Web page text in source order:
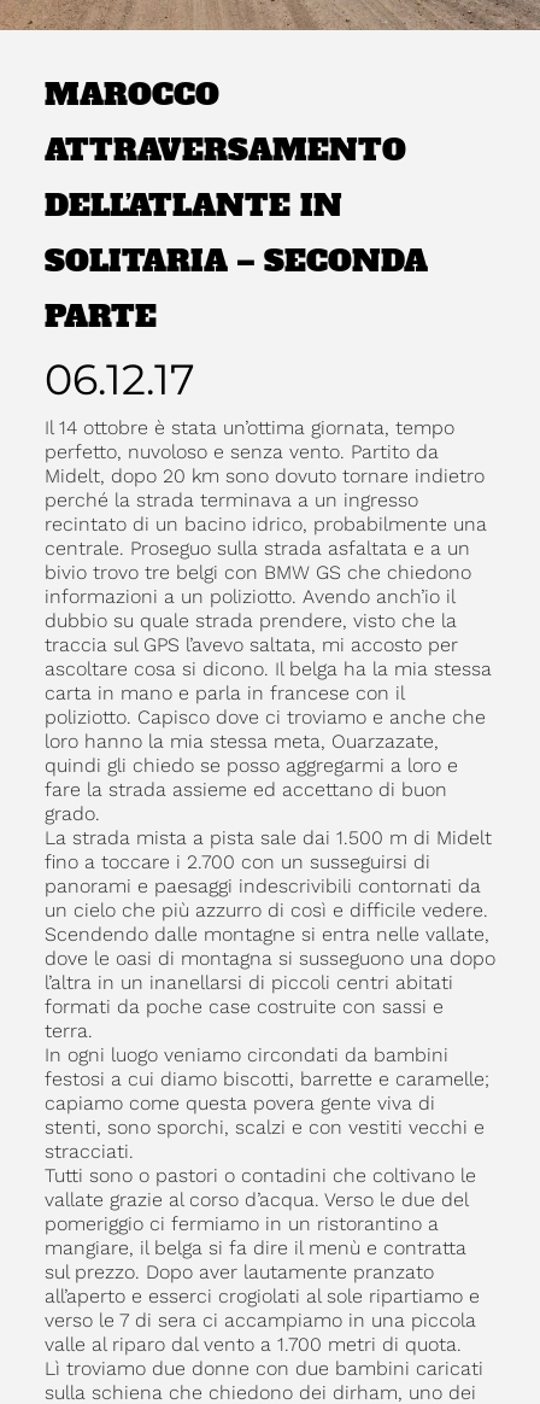
MAROCCO
ATTRAVERSAMENTO
DELL’ATLANTE IN
SOLITARIA – SECONDA
PARTE
06.12.17
Il 14 ottobre è stata un’ottima giornata, tempo
perfetto, nuvoloso e senza vento. Partito da
Midelt, dopo 20 km sono dovuto tornare indietro
perché la strada terminava a un ingresso
recintato di un bacino idrico, probabilmente una
centrale. Proseguo sulla strada asfaltata e a un
bivio trovo tre belgi con BMW GS che chiedono
informazioni a un poliziotto. Avendo anch’io il
dubbio su quale strada prendere, visto che la
traccia sul GPS l’avevo saltata, mi accosto per
ascoltare cosa si dicono. Il belga ha la mia stessa
carta in mano e parla in francese con il
poliziotto. Capisco dove ci troviamo e anche che
loro hanno la mia stessa meta, Ouarzazate,
quindi gli chiedo se posso aggregarmi a loro e
fare la strada assieme ed accettano di buon
grado.
La strada mista a pista sale dai 1.500 m di Midelt
fino a toccare i 2.700 con un susseguirsi di
panorami e paesaggi indescrivibili contornati da
un cielo che più azzurro di così e difficile vedere.
Scendendo dalle montagne si entra nelle vallate,
dove le oasi di montagna si susseguono una dopo
l’altra in un inanellarsi di piccoli centri abitati
formati da poche case costruite con sassi e
terra.
In ogni luogo veniamo circondati da bambini
festosi a cui diamo biscotti, barrette e caramelle;
capiamo come questa povera gente viva di
stenti, sono sporchi, scalzi e con vestiti vecchi e
stracciati.
Tutti sono o pastori o contadini che coltivano le
vallate grazie al corso d’acqua. Verso le due del
pomeriggio ci fermiamo in un ristorantino a
mangiare, il belga si fa dire il menù e contratta
sul prezzo. Dopo aver lautamente pranzato
all’aperto e esserci crogiolati al sole ripartiamo e
verso le 7 di sera ci accampiamo in una piccola
valle al riparo dal vento a 1.700 metri di quota.
Lì troviamo due donne con due bambini caricati
sulla schiena che chiedono dei dirham, uno dei